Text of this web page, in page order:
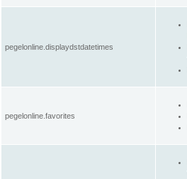
pegelonline.displaydstdatetimes
pegelonline.favorites